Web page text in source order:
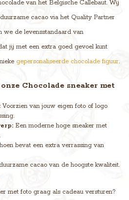
van het Belgische Callebaut. Wij
cacao via het Quality Partner
we de levensstandaard van
jij met een extra goed gevoel kunt
gepersonaliseerde chocolade figuur.
Chocolade sneaker met
Voorzien van jouw eigen foto of logo
Een moderne hoge sneaker met
bevat een extra verrassing van
cacao van de hoogste kwaliteit.
met foto graag als cadeau versturen?